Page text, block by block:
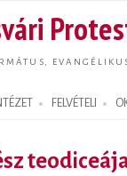
FELVÉTELI